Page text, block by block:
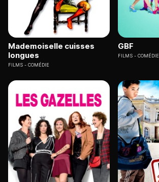
Mademoiselle cuisses
longues
FILMS COMÉDIE
GBF
FILMS COMÉDIE